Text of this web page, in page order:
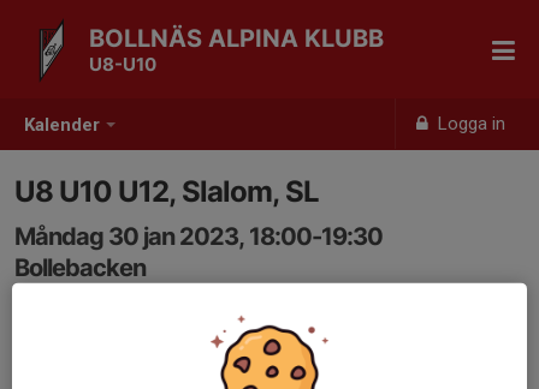
Kalender Logga in
BOLLNÄS ALPINA KLUBB
U8-U10
U8 U10 U12, Slalom, SL
Måndag 30 jan 2023, 18:00-19:30
Bollebacken
Samling: 18:00, Utanför värmestugan/serveringen